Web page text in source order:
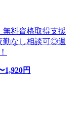
料資格取得支援
勤なし相談可◎週
1,920円